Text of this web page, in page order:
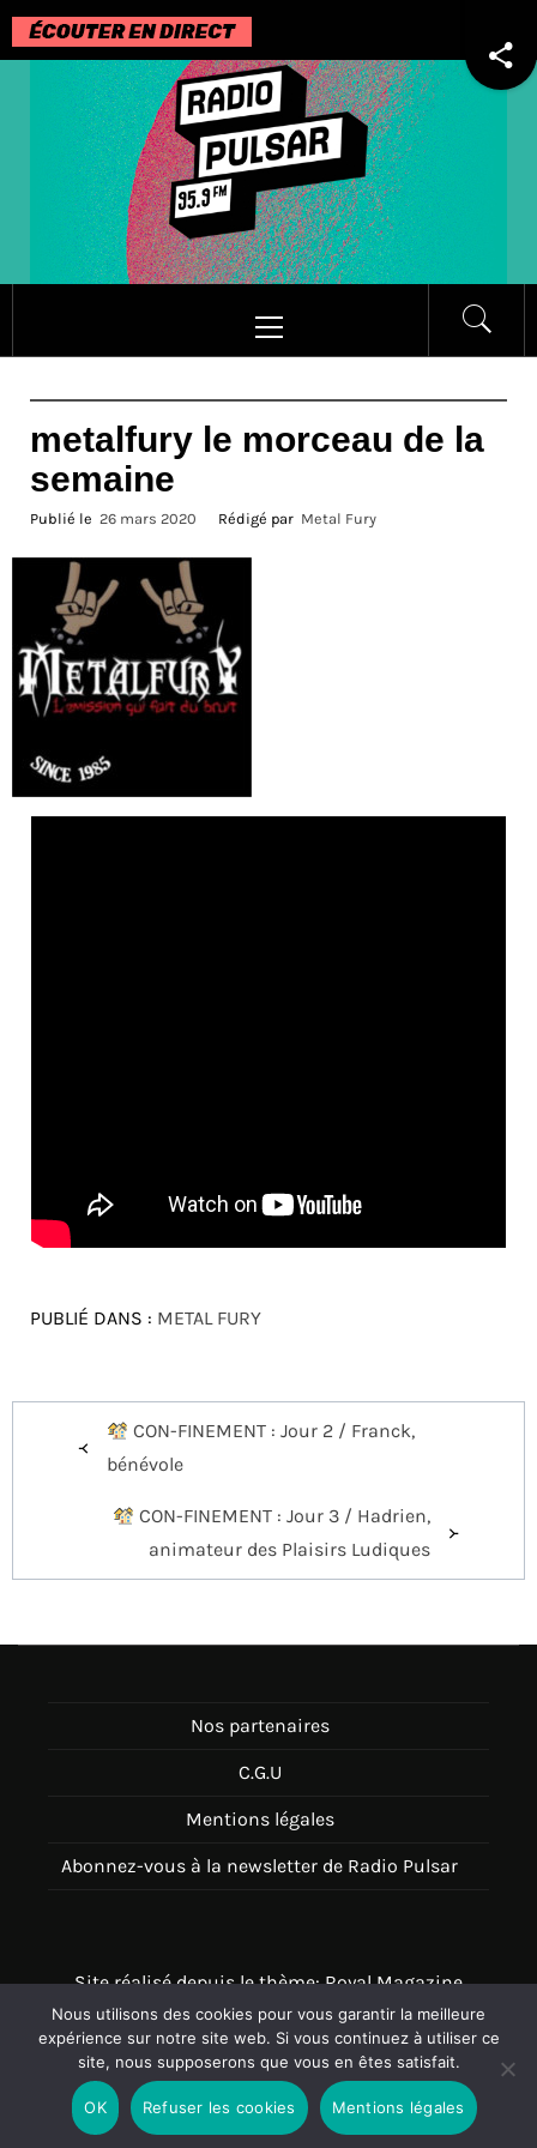
Passer
au
contenu
principal
metalfury le morceau de la
semaine
Publié le 26 mars 2020 Rédigé par Metal Fury
PUBLIÉ DANS : METAL FURY
Navigation
l’article
CON-FINEMENT : Jour 2 / Franck,
bénévole
CON-FINEMENT : Jour 3 / Hadrien,
animateur des Plaisirs Ludiques
Nos partenaires
C.G.U
Mentions légales
Abonnez-vous à la newsletter de Radio Pulsar
Site réalisé depuis le thème: Royal Magazine
Thème disponible sur Wordpress
Nous utilisons des cookies pour vous garantir la meilleure
expérience sur notre site web. Si vous continuez à utiliser ce
site, nous supposerons que vous en êtes satisfait.
OK Refuser les cookies Mentions légales